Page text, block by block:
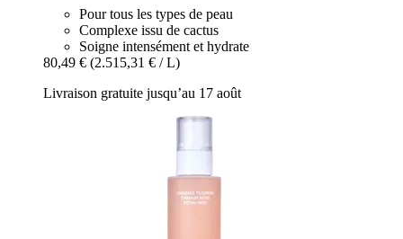
Pour tous les types de peau
Complexe issu de cactus
Soigne intensément et hydrate
80,49 € (2.515,31 € / L)
Livraison gratuite jusqu’au 17 août